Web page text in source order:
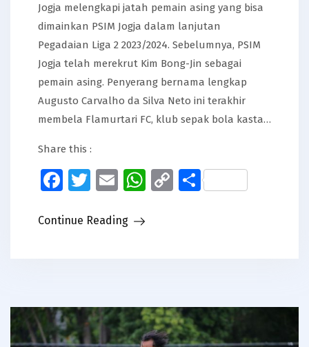
Jogja melengkapi jatah pemain asing yang bisa
dimainkan PSIM Jogja dalam lanjutan
Pegadaian Liga 2 2023/2024. Sebelumnya, PSIM
Jogja telah merekrut Kim Bong-Jin sebagai
pemain asing. Penyerang bernama lengkap
Augusto Carvalho da Silva Neto ini terakhir
membela Flamurtari FC, klub sepak bola kasta…
Share this :
Facebook
Twitter
EmailWhatsApp
CopyShare
Continue Reading